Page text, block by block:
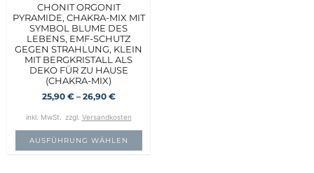
CHONIT ORGONIT
PYRAMIDE, CHAKRA-MIX MIT
SYMBOL BLUME DES
LEBENS, EMF-SCHUTZ
GEGEN STRAHLUNG, KLEIN
MIT BERGKRISTALL ALS
DEKO FÜR ZU HAUSE
(CHAKRA-MIX)
25,90 €– 26,90 €
inkl. MwSt. zzgl. Versandkosten
AUSFÜHRUNG WÄHLEN